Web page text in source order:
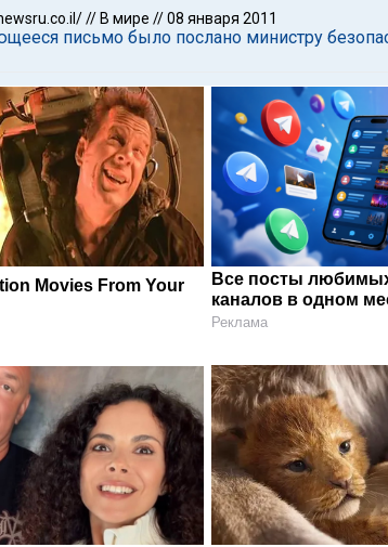
// В мире //08 января 2011
письмо было послано министру
Movies From Your
Все посты
каналов в одном
Реклама